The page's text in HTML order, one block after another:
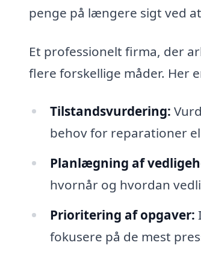
penge på længere sigt ved
Et professionelt firma, der
flere forskellige måder. Her
Tilstandsvurdering:
behov for reparationer
Planlægning af
hvornår og hvordan
Prioritering af opgaver:
fokusere på de mest